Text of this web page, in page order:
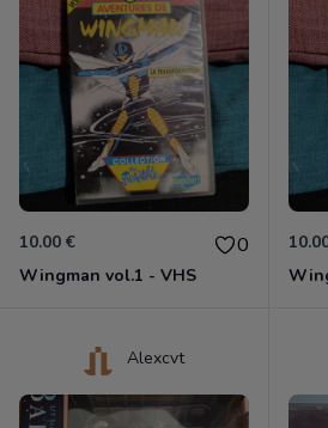
10.00 € 0
Wingman vol.1 - VHS
Alexcvt